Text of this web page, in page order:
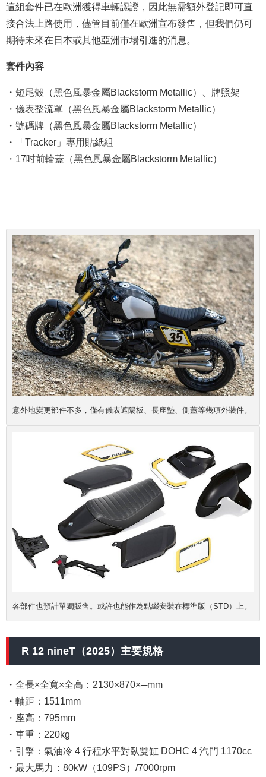
這組套件已在歐洲獲得車輛認證，因此無需額外登記即可直
接合法上路使用，儘管目前僅在歐洲宣布發售，但我們仍可
期待未來在日本或其他亞洲市場引進的消息。
套件內容
・短尾殼（黑色風暴金屬Blackstorm Metallic）、牌照架
・儀表整流罩（黑色風暴金屬Blackstorm Metallic）
・號碼牌（黑色風暴金屬Blackstorm Metallic）
・「Tracker」專用貼紙組
・17吋前輪蓋（黑色風暴金屬Blackstorm Metallic）
意外地變更部件不多，僅有儀表遮陽板、長座墊、側蓋等幾項外裝件。
各部件也預計單獨販售。或許也能作為點綴安裝在標準版（STD）上。
R 12 nineT（2025）主要規格
・全長×全寬×全高：2130×870×─mm
・軸距：1511mm
・座高：795mm
・車重：220kg
・引擎：氣油冷 4 行程水平對臥雙缸 DOHC 4 汽門 1170cc
・最大馬力：80kW（109PS）/7000rpm